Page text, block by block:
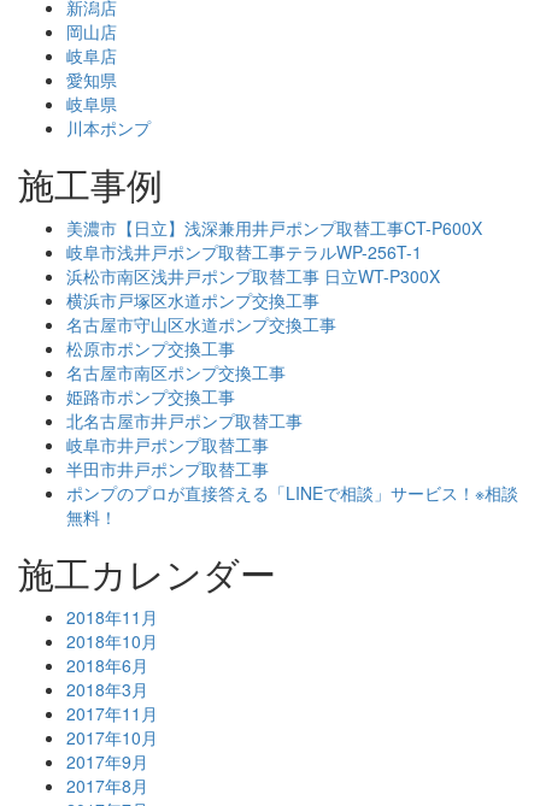
新潟店
岡山店
岐阜店
愛知県
岐阜県
川本ポンプ
施工事例
美濃市【日立】浅深兼用井戸ポンプ取替工事CT-P600X
岐阜市浅井戸ポンプ取替工事テラルWP-256T-1
浜松市南区浅井戸ポンプ取替工事 日立WT-P300X
横浜市戸塚区水道ポンプ交換工事
名古屋市守山区水道ポンプ交換工事
松原市ポンプ交換工事
名古屋市南区ポンプ交換工事
姫路市ポンプ交換工事
北名古屋市井戸ポンプ取替工事
岐阜市井戸ポンプ取替工事
半田市井戸ポンプ取替工事
ポンプのプロが直接答える「LINEで相談」サービス！※相談
無料！
施工カレンダー
2018年11月
2018年10月
2018年6月
2018年3月
2017年11月
2017年10月
2017年9月
2017年8月